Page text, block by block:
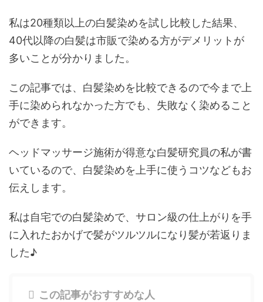
私は20種類以上の白髪染めを試し比較した結果、
40代以降の白髪は市販で染める方がデメリットが
多いことが分かりました。
この記事では、白髪染めを比較できるので今まで上
手に染められなかった方でも、失敗なく染めること
ができます。
ヘッドマッサージ施術が得意な白髪研究員の私が書
いているので、白髪染めを上手に使うコツなどもお
伝えします。
私は自宅での白髪染めで、サロン級の仕上がりを手
に入れたおかげで髪がツルツルになり髪が若返りま
した♪
この記事がおすすめな人